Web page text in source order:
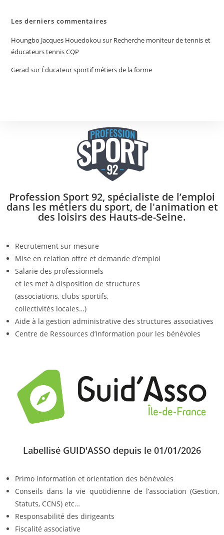
Les derniers commentaires
Houngbo Jacques Houedokou sur Recherche moniteur de tennis et
éducateurs tennis CQP
Gerad sur Éducateur sportif métiers de la forme
Profession Sport 92, spécialiste de l’emploi
dans les métiers du sport, de l'animation et
des loisirs des Hauts-de-Seine.
Recrutement sur mesure
Mise en relation offre et demande d’emploi
Salarie des professionnels
et les met à disposition de structures
(associations, clubs sportifs,
collectivités locales…)
Aide à la gestion administrative des structures associatives
Centre de Ressources d’Information pour les bénévoles
Labellisé GUID'ASSO depuis le 01/01/2026
Primo information et orientation des bénévoles
Conseils dans la vie quotidienne de l’association (Gestion,
Statuts, CCNS) etc…
Responsabilité des dirigeants
Fiscalité associative